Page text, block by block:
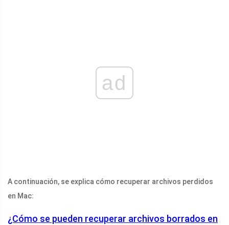
ad
A continuación, se explica cómo recuperar archivos perdidos
en Mac:
¿Cómo se pueden recuperar archivos borrados en